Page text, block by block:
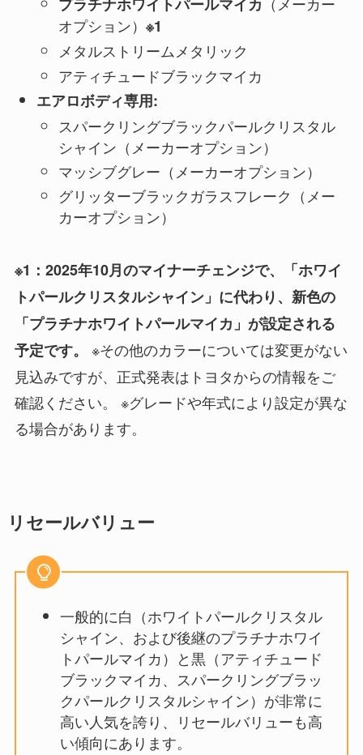
オプション） ※1
メタルストリームメタリック
アティチュードブラックマイカ
エアロボディ専用:
スパークリングブラックパールクリスタル
シャイン（メーカーオプション）
マッシブグレー（メーカーオプション）
グリッターブラックガラスフレーク（メー
カーオプション）
※1：2025年10月のマイナーチェンジで、「ホワイ
トパールクリスタルシャイン」に代わり、新色の
「プラチナホワイトパールマイカ」が設定される
予定です。
※その他のカラーについては変更がない
見込みですが、正式発表はトヨタからの情報をご
確認ください。 ※グレードや年式により設定が異な
る場合があります。
リセールバリュー
一般的に白（ホワイトパールクリスタル
シャイン、および後継のプラチナホワイ
トパールマイカ）と黒（アティチュード
ブラックマイカ、スパークリングブラッ
クパールクリスタルシャイン）が非常に
高い人気を誇り、リセールバリューも高
い傾向にあります。